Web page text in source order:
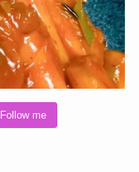
Follow me